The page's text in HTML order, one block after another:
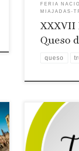
FERIA
MIAJADAS-
XXXVII
Queso
queso
Licencia:
Tipo: Casa
MIAJADAS-